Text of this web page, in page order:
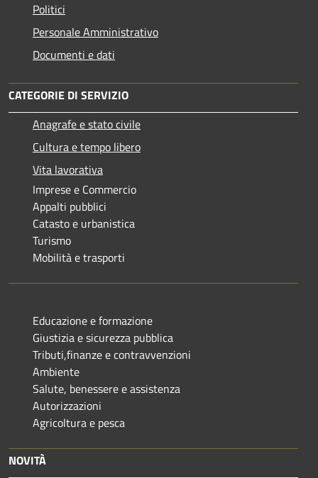
Politici
Personale Amministrativo
Documenti e dati
CATEGORIE DI SERVIZIO
Anagrafe e stato civile
Cultura e tempo libero
Vita lavorativa
Imprese e Commercio
Appalti pubblici
Catasto e urbanistica
Turismo
Mobilità e trasporti
Educazione e formazione
Giustizia e sicurezza pubblica
Tributi,finanze e contravvenzioni
Ambiente
Salute, benessere e assistenza
Autorizzazioni
Agricoltura e pesca
NOVITÀ